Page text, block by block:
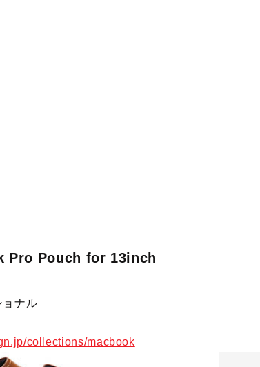
Pro Pouch for 13inch
ョナル
collections/macbook